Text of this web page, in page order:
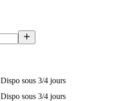
Dispo sous 3/4 jours
Dispo sous 3/4 jours